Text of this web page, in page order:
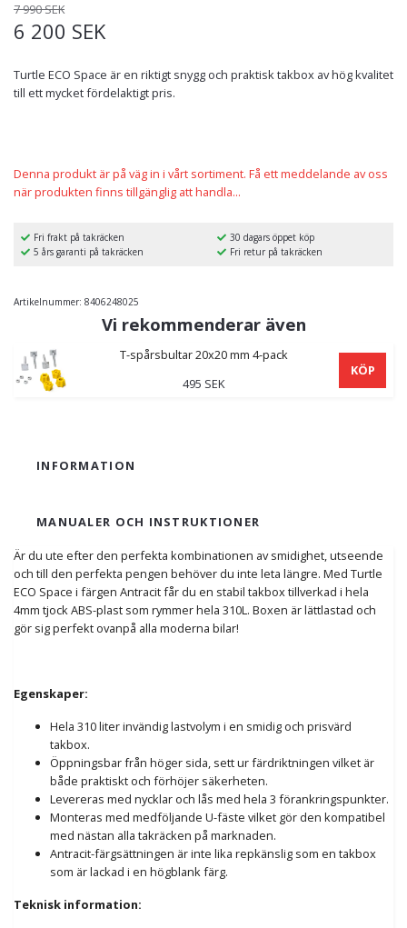
7 990 SEK
6 200 SEK
Turtle ECO Space är en riktigt snygg och praktisk takbox av hög kvalitet
till ett mycket fördelaktigt pris.
Denna produkt är på väg in i vårt sortiment. Få ett meddelande av oss
när produkten finns tillgänglig att handla...
Fri frakt på takräcken
30 dagars öppet köp
5 års garanti på takräcken
Fri retur på takräcken
Artikelnummer: 8406248025
Vi rekommenderar även
T-spårsbultar 20x20 mm 4-pack
495 SEK
KÖP
INFORMATION
MANUALER OCH INSTRUKTIONER
Är du ute efter den perfekta kombinationen av smidighet, utseende
och till den perfekta pengen behöver du inte leta längre. Med Turtle
ECO Space i färgen Antracit får du en stabil takbox tillverkad i hela
4mm tjock ABS-plast som rymmer hela 310L. Boxen är lättlastad och
gör sig perfekt ovanpå alla moderna bilar!
Egenskaper:
Hela 310 liter invändig lastvolym i en smidig och prisvärd
takbox.
Öppningsbar från höger sida, sett ur färdriktningen vilket är
både praktiskt och förhöjer säkerheten.
Levereras med nycklar och lås med hela 3 förankringspunkter.
Monteras med medföljande U-fäste vilket gör den kompatibel
med nästan alla takräcken på marknaden.
Antracit-färgsättningen är inte lika repkänslig som en takbox
som är lackad i en högblank färg.
Teknisk information: